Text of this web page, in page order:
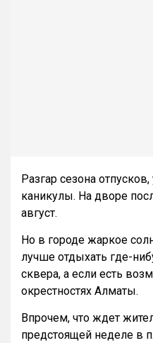
Разгар сезона
каникулы. На дворе
август.
Но в городе жаркое
лучше отдыхать где-
сквера, а если есть
окрестностях Алматы.
Впрочем, что ждет
предстоящей неделе в